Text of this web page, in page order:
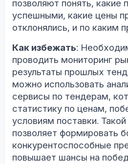
позволяют понять, какие
успешными, какие цены
отклонялись, и по каким
Как избежать:
проводить мониторинг
результаты прошлых
можно использовать
сервисы по тендерам,
статистику по ценам,
условиям поставки.
позволяет формировать
конкурентоспособные
повышает шансы на